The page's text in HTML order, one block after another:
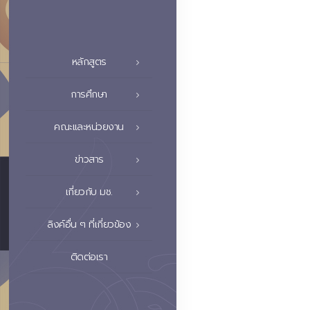
หลักสูตร
การศึกษา
คณะและหน่วยงาน
ข่าวสาร
เกี่ยวกับ มช.
ลิงค์อื่น ๆ ที่เกี่ยวข้อง
ติดต่อเรา